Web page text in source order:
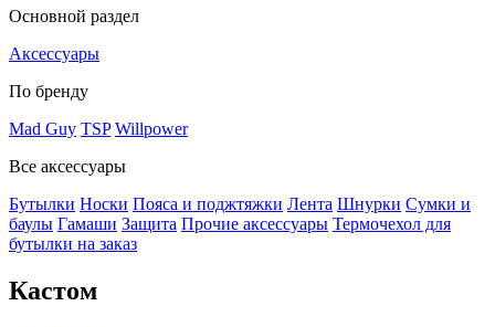
Основной раздел
Аксессуары
По бренду
Mad Guy TSP Willpower
Все аксессуары
Бутылки Носки Пояса и поджтяжки Лента Шнурки Сумки и
баулы Гамаши Защита Прочие аксессуары Термочехол для
бутылки на заказ
Кастом